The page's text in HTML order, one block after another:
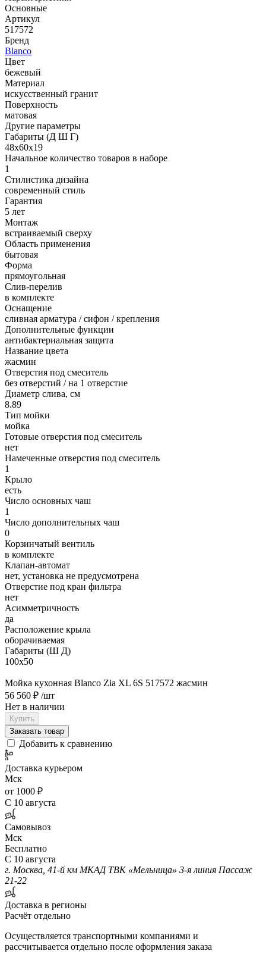
Основные
Артикул
517572
Бренд
Blanco
Цвет
бежевый
Материал
искусственный гранит
Поверхность
матовая
Другие параметры
Габариты (Д Ш Г)
48х60х19
Начальное количество товаров в наборе
1
Стилистика дизайна
современный стиль
Гарантия
5 лет
Монтаж
встраиваемый сверху
Область применения
бытовая
Форма
прямоугольная
Слив-перелив
в комплекте
Оснащение
сливная арматура / сифон / крепления
Дополнительные функции
антибактериальная защита
Название цвета
жасмин
Отверстия под смеситель
без отверстий / на 1 отверстие
Диаметр слива, см
8.89
Тип мойки
мойка
Готовые отверстия под смеситель
нет
Намеченные отверстия под смеситель
1
Крыло
есть
Число основных чаш
1
Число дополнительных чаш
0
Корзинчатый вентиль
в комплекте
Клапан-автомат
нет, установка не предусмотрена
Отверстие под кран фильтра
нет
Асимметричность
да
Расположение крыла
оборачиваемая
Габариты (Ш Д)
100х50
Мойка кухонная Blanco Zia XL 6S 517572 жасмин
56 560 ₽ /шт
Нет в наличии
Купить
Заказать товар
Добавить к сравнению
Доставка курьером
Мск
от 1000 ₽
С 10 августа
Самовывоз
Мск
Бесплатно
С 10 августа
г. Москва, 41-й км МКАД ТВК «Мельница» 3-я линия Пассаж
21-22
Доставка в регионы
Расчёт отдельно
Осуществляется транспортными компаниями и
рассчитывается отдельно после оформления заказа